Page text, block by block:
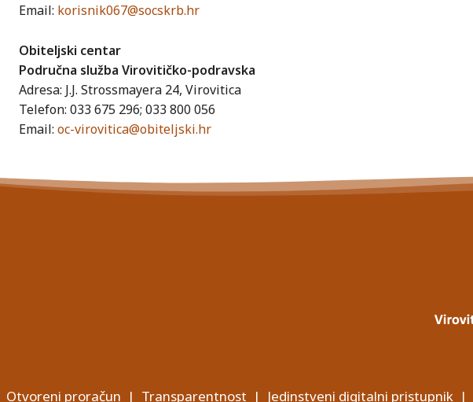
Email: korisnik067@socskrb.hr
Obiteljski centar
Područna služba Virovitičko-podravska
Adresa: J.J. Strossmayera 24, Virovitica
Telefon: 033 675 296; 033 800 056
Email: oc-virovitica@obiteljski.hr
Otvoreni proračun | Transparentnost | Jedinstveni digitalni pristupnik|